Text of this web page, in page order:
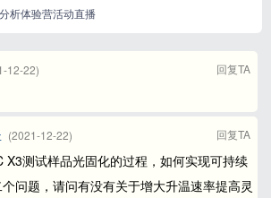
析体验营活动直播
12-22) 回复TA
(2021-12-22) 回复TA
X3测试样品光固化的过程，如何实现可持续
问题，请问有没有关于增大升温速率提高灵